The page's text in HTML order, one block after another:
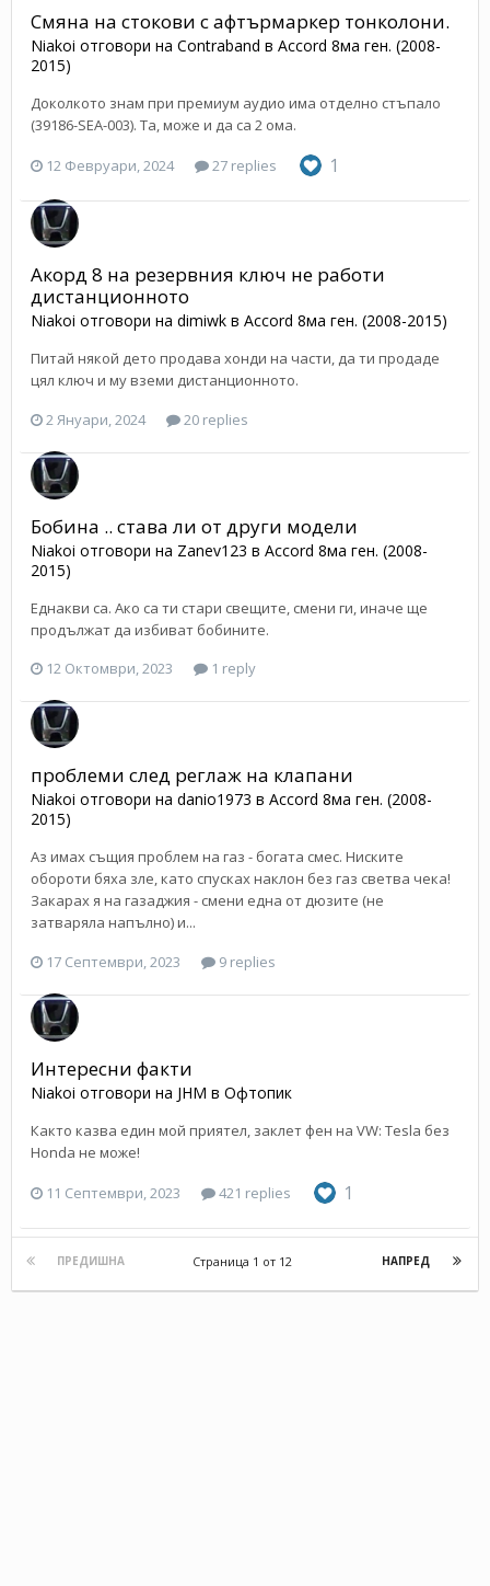
Смяна на стокови с афтърмаркер тонколони.
Niakoi отговори на Contraband в Accord 8ма ген. (2008-
2015)
Доколкото знам при премиум аудио има отделно стъпало
(39186-SEA-003). Та, може и да са 2 ома.
12 Февруари, 2024 27 replies 1
Акорд 8 на резервния ключ не работи
дистанционното
Niakoi отговори на dimiwk в Accord 8ма ген. (2008-2015)
Питай някой дето продава хонди на части, да ти продаде
цял ключ и му вземи дистанционното.
2 Януари, 2024
20 replies
Бобина .. става ли от други модели
Niakoi отговори на Zanev123 в Accord 8ма ген. (2008-
2015)
Еднакви са. Ако са ти стари свещите, смени ги, иначе ще
продължат да избиват бобините.
12 Октомври, 2023
1 reply
проблеми след реглаж на клапани
Niakoi отговори на danio1973 в Accord 8ма ген. (2008-
2015)
Аз имах същия проблем на газ - богата смес. Ниските
обороти бяха зле, като спусках наклон без газ светва чека!
Закарах я на газаджия - смени една от дюзите (не
затваряла напълно) и...
17 Септември, 2023
9 replies
Интересни факти
Niakoi отговори на JHM в Офтопик
Както казва един мой приятел, заклет фен на VW: Tesla без
Honda не може!
11 Септември, 2023 421 replies 1
ПРЕДИШНА НАПРЕД
Страница 1 от 12